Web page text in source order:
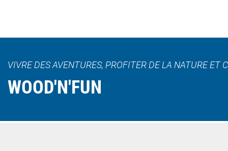
VIVRE DES AVENTURES, PROFITER DE LA NATURE ET
WOOD'N'FUN